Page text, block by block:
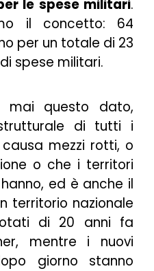
le spese militari.
il concetto: 64
per un totale di 23
spese militari.
mai questo dato,
di tutti i
mezzi rotti, o
o che i territori
ed è anche il
territorio nazionale
di 20 anni fa
mentre i nuovi
giorno stanno